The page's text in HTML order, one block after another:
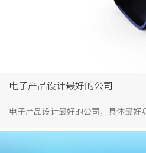
电子产品设计最好的公司
电子产品设计最好的公司，具体最好